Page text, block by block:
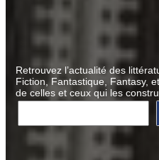
Retrouvez l’actualité des
Fiction, Fantastique, Fantasy,
de celles et ceux qui les
R
c